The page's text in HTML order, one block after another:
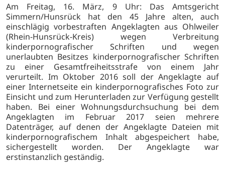
Am Freitag, 16. März, 9 Uhr: Das Amtsgericht
Simmern/Hunsrück hat den 45 Jahre alten, auch
einschlägig vorbestraften Angeklagten aus Ohlweiler
(Rhein-Hunsrück-Kreis) wegen Verbreitung
kinderpornografischer Schriften und wegen
unerlaubten Besitzes kinderpornografischer Schriften
zu einer Gesamtfreiheitsstrafe von einem Jahr
verurteilt. Im Oktober 2016 soll der Angeklagte auf
einer Internetseite ein kinderpornografisches Foto zur
Einsicht und zum Herunterladen zur Verfügung gestellt
haben. Bei einer Wohnungsdurchsuchung bei dem
Angeklagten im Februar 2017 seien mehrere
Datenträger, auf denen der Angeklagte Dateien mit
kinderpornografischem Inhalt abgespeichert habe,
sichergestellt worden. Der Angeklagte war
erstinstanzlich geständig.